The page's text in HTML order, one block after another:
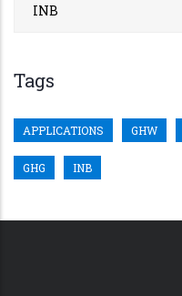
INB
Tags
APPLICATIONS GHW
GHG INB